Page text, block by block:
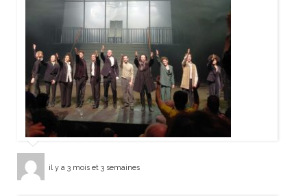
il y a 3 mois et 3 semaines